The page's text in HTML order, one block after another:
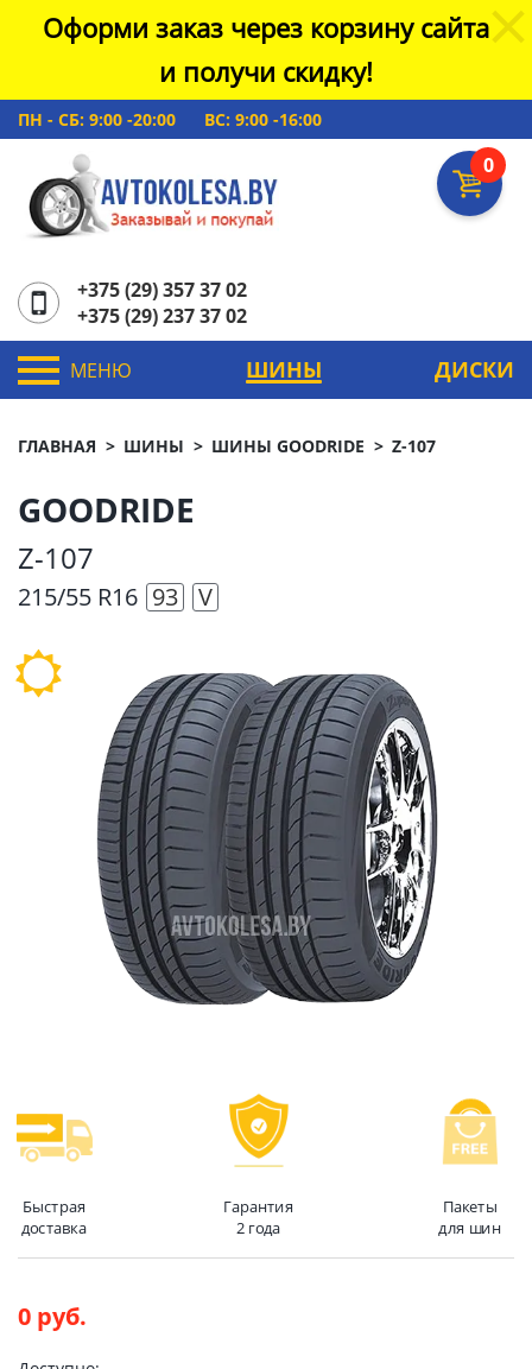
Оформи заказ через корзину сайта
и получи скидку!
ПН - СБ: 9:00 -20:00 ВС: 9:00 -16:00
0
+375 (29) 357 37 02
+375 (29) 237 37 02
МЕНЮ ШИНЫ ДИСКИ
ГЛАВНАЯ ШИНЫ ШИНЫ GOODRIDE Z-107
GOODRIDE
Z-107
215/55 R16 93 V
Быстрая
доставка
Гарантия
2 года
Пакеты
для шин
0 руб.